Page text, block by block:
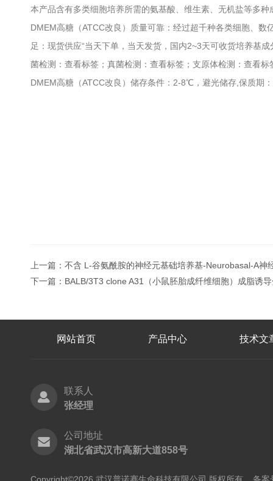
本产品含有多类细胞培养所需的氨基酸、维生素、无机盐等多
DMEM高糖（ATCC改良）质量可靠：经过超千种各类细胞、
足：现货供应“当天下单，当天发货，国内2~3天可收货培养基
菌检测：查看标签；真菌检测：查看标签；支原体检测：查看
DMEM高糖（ATCC改良）储存条件：2-8℃，避光储存,保质期
上一篇： 不含 L-谷氨酰胺的神经元基础培养基-Neurobasal-A神
下一篇： BALB/3T3 clone A31（小鼠胚胎成纤维细胞）成脂诱
网站首页 产品中心 技术文
联系人
张经理
公司地址
湖北省武汉市高新大道858号